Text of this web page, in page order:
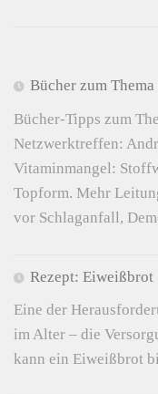
Bücher zum
Bücher-Tipps zum
Netzwerktreffen:
Vitaminmangel:
Topform. Mehr
vor Schlaganfall,
Rezept: Eiweißbrot
Eine der
im Alter – die
kann ein Eiweißbrot